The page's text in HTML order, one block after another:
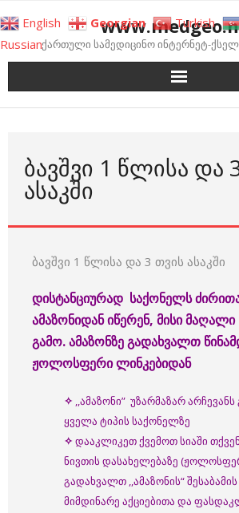
to
contentქართული სამედიცინო ინტერნეტ-
ᲑᲐᲕᲨᲕᲘ 1 ᲬᲚᲘᲡᲐ ᲓᲐ
ᲐᲡᲐᲙᲨᲘ
ბავშვი 1 წლისა და 3 თვის ასაკში
დისტანციურად საქონელს
ამაზონიდანიწერენ, მისი
გამო.ამაზონზეგადახვალთ
ჟოლოსფერილინკებიდან
✧ ,,ამაზონი” უზარმაზარ
ყველა ტიპის საქონელზე
✧ დააკლიკეთ ქვემოთ სიაში
ნივთის დასახელებაზე
გადახვალთ ,,ამაზონის“
მიმდინარე აქციებითა და
English Georgian Turkish
Russian